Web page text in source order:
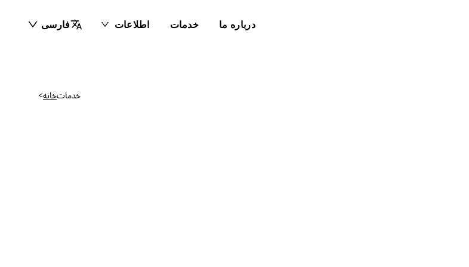
درباره ما خدمات اطلاعات فارسی
خانه> خدمات